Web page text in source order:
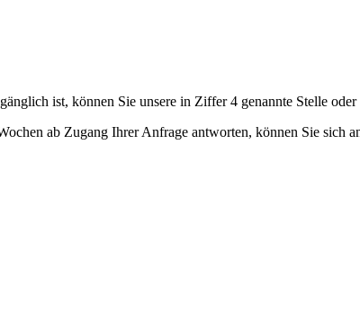
ist, können Sie unsere in Ziffer 4 genannte Stelle
ab Zugang Ihrer Anfrage antworten, können Sie sich